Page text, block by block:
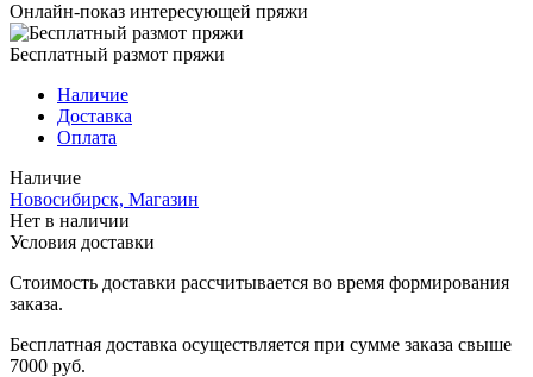
Онлайн-показ интересующей пряжи
Бесплатный размот пряжи
Наличие
Доставка
Оплата
Наличие
Новосибирск, Магазин
Нет в наличии
Условия доставки
Стоимость доставки рассчитывается во время формирования
заказа.
Бесплатная доставка осуществляется при сумме заказа свыше
7000 руб.